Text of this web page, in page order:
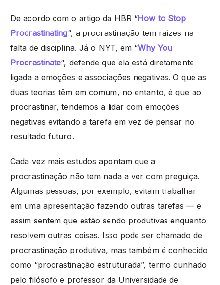
De acordo com o artigo da HBR “How to Stop
Procrastinating“, a procrastinação tem raízes na
falta de disciplina. Já o NYT, em “Why You
Procrastinate“, defende que ela está diretamente
ligada a emoções e associações negativas. O que as
duas teorias têm em comum, no entanto, é que ao
procrastinar, tendemos a lidar com emoções
negativas evitando a tarefa em vez de pensar no
resultado futuro.
Cada vez mais estudos apontam que a
procrastinação não tem nada a ver com preguiça.
Algumas pessoas, por exemplo, evitam trabalhar
em uma apresentação fazendo outras tarefas — e
assim sentem que estão sendo produtivas enquanto
resolvem outras coisas. Isso pode ser chamado de
procrastinação produtiva, mas também é conhecido
como “procrastinação estruturada”, termo cunhado
pelo filósofo e professor da Universidade de